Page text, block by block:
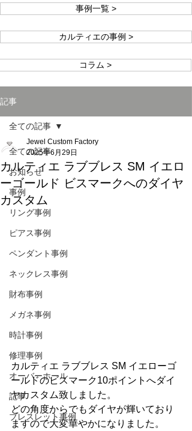
事例一覧 >
カルティエの事例 >
コラム >
記事
全ての記事
お知らせ
事例
リング事例
ピアス事例
ペンダント事例
ネックレス事例
財布事例
メガネ事例
時計事例
修理事例
オーバーホール
記事
ブレスレット事例
全ての記事
カルティエ ラブブレス SM イエロ
ーゴールド ビスマークへのダイヤ
カスタム
Jewel Custom Factory
2025年6月29日
カルティエ ラブブレス SM イエローゴ
ールドのビスマーク10ポイントへダイ
ヤカスタム致しました。
どの角度からでもダイヤが輝いており
ますので大変華やかになりました。